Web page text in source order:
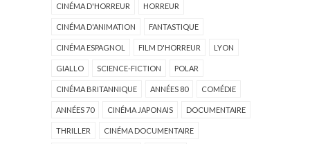
CINÉMA D'HORREUR HORREUR
CINÉMA D'ANIMATION FANTASTIQUE
CINÉMA ESPAGNOL FILM D'HORREUR LYON
GIALLO SCIENCE-FICTION POLAR
CINÉMA BRITANNIQUE ANNÉES 80 COMÉDIE
ANNÉES 70 CINÉMA JAPONAIS DOCUMENTAIRE
THRILLER CINÉMA DOCUMENTAIRE